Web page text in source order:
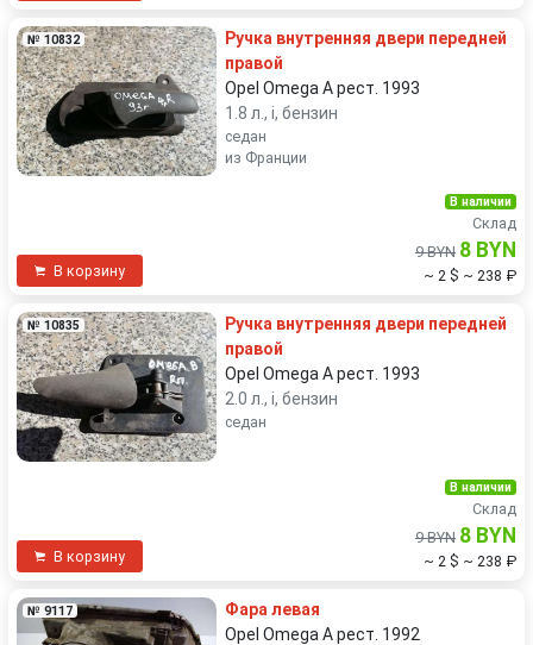
№ 10832
Ручка внутренняя двери передней
правой
Opel Omega A рест. 1993
1.8 л., i, бензин
седан
из Франции
В корзину
В наличии
Склад
9 BYN 8 BYN
~ 2 $ ~ 238 ₽
№ 10835
Ручка внутренняя двери передней
правой
Opel Omega A рест. 1993
2.0 л., i, бензин
седан
В корзину
В наличии
Склад
9 BYN 8 BYN
~ 2 $ ~ 238 ₽
№ 9117
Фара левая
Opel Omega A рест. 1992